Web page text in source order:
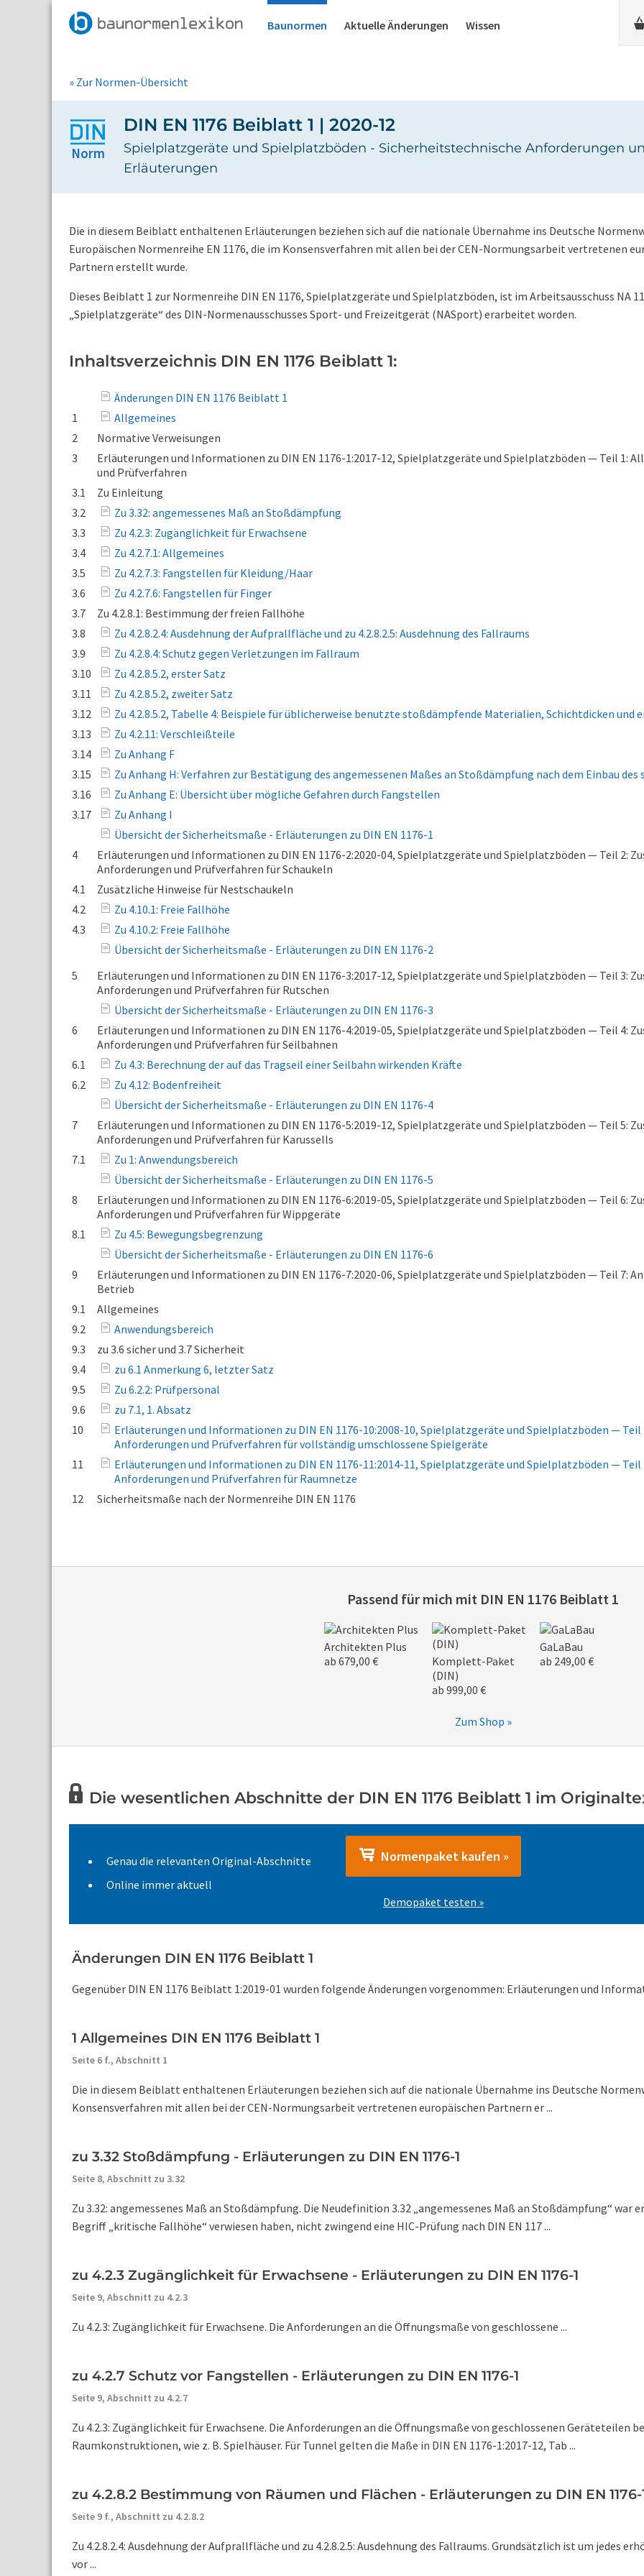
Baunormen Aktuelle Änderungen Wissen
» Zur Normen-Übersicht
Norm
DIN EN 1176 Beiblatt 1 | 2020-12
Spielplatzgeräte und Spielplatzböden - Sicherheitstechnische Anforderungen
Erläuterungen
Die in diesem Beiblatt enthaltenen Erläuterungen beziehen sich auf die nationale Übernahme ins Deutsche
Europäischen Normenreihe EN 1176, die im Konsensverfahren mit allen bei der CEN-Normungsarbeit vertretenen
Partnern erstellt wurde.
Dieses Beiblatt 1 zur Normenreihe DIN EN 1176, Spielplatzgeräte und Spielplatzböden, ist im Arbeitsausschuss NA
„Spielplatzgeräte“ des DIN-Normenausschusses Sport- und Freizeitgerät (NASport) erarbeitet worden.
Inhaltsverzeichnis DIN EN 1176 Beiblatt 1:
Änderungen DIN EN 1176 Beiblatt 1
1
Allgemeines
2
Normative Verweisungen
3
Erläuterungen und Informationen zu DIN EN 1176-1:2017-12, Spielplatzgeräte und Spielplatzböden — Teil 1:
und Prüfverfahren
3.1
Zu Einleitung
3.2
Zu 3.32: angemessenes Maß an Stoßdämpfung
3.3
Zu 4.2.3: Zugänglichkeit für Erwachsene
3.4
Zu 4.2.7.1: Allgemeines
3.5
Zu 4.2.7.3: Fangstellen für Kleidung/Haar
3.6
Zu 4.2.7.6: Fangstellen für Finger
3.7
Zu 4.2.8.1: Bestimmung der freien Fallhöhe
3.8
Zu 4.2.8.2.4: Ausdehnung der Aufprallfläche und zu 4.2.8.2.5: Ausdehnung des Fallraums
3.9
Zu 4.2.8.4: Schutz gegen Verletzungen im Fallraum
3.10
Zu 4.2.8.5.2, erster Satz
3.11
Zu 4.2.8.5.2, zweiter Satz
3.12
Zu 4.2.8.5.2, Tabelle 4: Beispiele für üblicherweise benutzte stoßdämpfende Materialien, Schichtdicken und
3.13
Zu 4.2.11: Verschleißteile
3.14
Zu Anhang F
3.15
Zu Anhang H: Verfahren zur Bestätigung des angemessenen Maßes an Stoßdämpfung nach dem Einbau
3.16
Zu Anhang E: Übersicht über mögliche Gefahren durch Fangstellen
3.17
Zu Anhang I
Übersicht der Sicherheitsmaße - Erläuterungen zu DIN EN 1176-1
4
Erläuterungen und Informationen zu DIN EN 1176-2:2020-04, Spielplatzgeräte und Spielplatzböden — Teil 2:
Anforderungen und Prüfverfahren für Schaukeln
4.1
Zusätzliche Hinweise für Nestschaukeln
4.2
Zu 4.10.1: Freie Fallhöhe
4.3
Zu 4.10.2: Freie Fallhöhe
Übersicht der Sicherheitsmaße - Erläuterungen zu DIN EN 1176-2
5
Erläuterungen und Informationen zu DIN EN 1176-3:2017-12, Spielplatzgeräte und Spielplatzböden — Teil 3:
Anforderungen und Prüfverfahren für Rutschen
Übersicht der Sicherheitsmaße - Erläuterungen zu DIN EN 1176-3
6
Erläuterungen und Informationen zu DIN EN 1176-4:2019-05, Spielplatzgeräte und Spielplatzböden — Teil 4:
Anforderungen und Prüfverfahren für Seilbahnen
6.1
Zu 4.3: Berechnung der auf das Tragseil einer Seilbahn wirkenden Kräfte
6.2
Zu 4.12: Bodenfreiheit
Übersicht der Sicherheitsmaße - Erläuterungen zu DIN EN 1176-4
7
Erläuterungen und Informationen zu DIN EN 1176-5:2019-12, Spielplatzgeräte und Spielplatzböden — Teil 5:
Anforderungen und Prüfverfahren für Karussells
7.1
Zu 1: Anwendungsbereich
Übersicht der Sicherheitsmaße - Erläuterungen zu DIN EN 1176-5
8
Erläuterungen und Informationen zu DIN EN 1176-6:2019-05, Spielplatzgeräte und Spielplatzböden — Teil 6:
Anforderungen und Prüfverfahren für Wippgeräte
8.1
Zu 4.5: Bewegungsbegrenzung
Übersicht der Sicherheitsmaße - Erläuterungen zu DIN EN 1176-6
9
Erläuterungen und Informationen zu DIN EN 1176-7:2020-06, Spielplatzgeräte und Spielplatzböden — Teil 7:
Betrieb
9.1
Allgemeines
9.2
Anwendungsbereich
9.3
zu 3.6 sicher und 3.7 Sicherheit
9.4
zu 6.1 Anmerkung 6, letzter Satz
9.5
Zu 6.2.2: Prüfpersonal
9.6
zu 7.1, 1. Absatz
10
Erläuterungen und Informationen zu DIN EN 1176-10:2008-10, Spielplatzgeräte und Spielplatzböden —
Anforderungen und Prüfverfahren für vollständig umschlossene Spielgeräte
11
Erläuterungen und Informationen zu DIN EN 1176-11:2014-11, Spielplatzgeräte und Spielplatzböden —
Anforderungen und Prüfverfahren für Raumnetze
12
Sicherheitsmaße nach der Normenreihe DIN EN 1176
Passend für mich mit DIN EN 1176 Beiblatt 1
Architekten Plus
ab 679,00 €
Komplett-Paket
(DIN)
ab 999,00 €
GaLaBau
ab 249,00 €
Zum Shop »
Die wesentlichen Abschnitte der DIN EN 1176 Beiblatt 1 im
Genau die relevanten Original-Abschnitte
Online immer aktuell
Normenpaket kaufen »
Demopaket testen »
Änderungen DIN EN 1176 Beiblatt 1
Gegenüber DIN EN 1176 Beiblatt 1:2019-01 wurden folgende Änderungen vorgenommen: Erläuterungen und
1 Allgemeines DIN EN 1176 Beiblatt 1
Seite 6 f., Abschnitt 1
Die in diesem Beiblatt enthaltenen Erläuterungen beziehen sich auf die nationale Übernahme ins Deutsche
Konsensverfahren mit allen bei der CEN-Normungsarbeit vertretenen europäischen Partnern er ...
zu 3.32 Stoßdämpfung - Erläuterungen zu DIN EN 1176-1
Seite 8, Abschnitt zu 3.32
Zu 3.32: angemessenes Maß an Stoßdämpfung. Die Neudefinition 3.32 „angemessenes Maß an Stoßdämpfung“
Begriff „kritische Fallhöhe“ verwiesen haben, nicht zwingend eine HIC-Prüfung nach DIN EN 117 ...
zu 4.2.3 Zugänglichkeit für Erwachsene - Erläuterungen zu DIN EN 1176-1
Seite 9, Abschnitt zu 4.2.3
Zu 4.2.3: Zugänglichkeit für Erwachsene. Die Anforderungen an die Öffnungsmaße von geschlossene ...
zu 4.2.7 Schutz vor Fangstellen - Erläuterungen zu DIN EN 1176-1
Seite 9, Abschnitt zu 4.2.7
Zu 4.2.3: Zugänglichkeit für Erwachsene. Die Anforderungen an die Öffnungsmaße von geschlossenen Geräteteilen
Raumkonstruktionen, wie z. B. Spielhäuser. Für Tunnel gelten die Maße in DIN EN 1176-1:2017-12, Tab ...
zu 4.2.8.2 Bestimmung von Räumen und Flächen - Erläuterungen zu DIN EN 1176-
Seite 9 f., Abschnitt zu 4.2.8.2
Zu 4.2.8.2.4: Ausdehnung der Aufprallfläche und zu 4.2.8.2.5: Ausdehnung des Fallraums. Grundsätzlich ist um jedes
vor ...